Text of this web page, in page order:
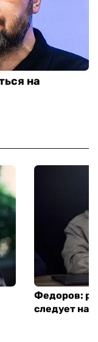
Федоров:
следует